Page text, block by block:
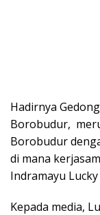
Hadirnya
Borobudur,
Borobudur
di mana
Indramayu
Kepada media,